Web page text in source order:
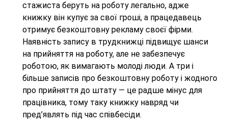
стажиста беруть на роботу легально, адже
книжку він купує за свої гроші, а працедавець
отримує безкоштовну рекламу своєї фірми.
Наявність запису в трудкнижці підвищує шанси
на прийняття на роботу, але не забезпечує
роботою, як вимагають молоді люди. А три і
більше записів про безкоштовну роботу і жодного
про прийняття до штату — це радше мінус для
працівника, тому таку книжку навряд чи
пред’являть під час співбесіди.